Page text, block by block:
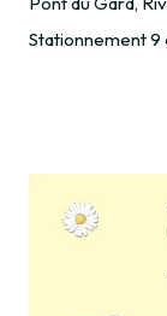
Stationnement 9